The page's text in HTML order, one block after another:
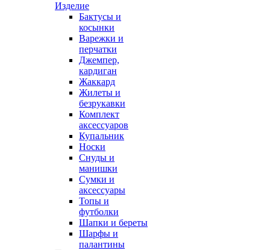
Изделие
Бактусы и
косынки
Варежки и
перчатки
Джемпер,
кардиган
Жаккард
Жилеты и
безрукавки
Комплект
аксессуаров
Купальник
Носки
Снуды и
манишки
Сумки и
аксессуары
Топы и
футболки
Шапки и береты
Шарфы и
палантины